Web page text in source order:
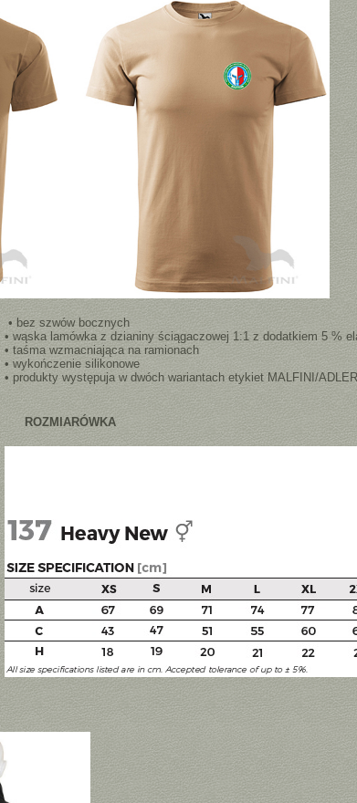
• bez szwów bocznych
• wąska lamówka z dzianiny ściągaczowej 1:1 z dodatkiem 5 %
• taśma wzmacniająca na ramionach
• wykończenie silikonowe
• produkty występuja w dwóch wariantach etykiet MALFINI/ADLER
ROZMIARÓWKA